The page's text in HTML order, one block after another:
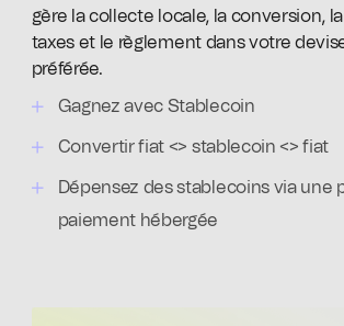
gère la collecte locale, la conversion,
taxes et le règlement dans votre
préférée.
Gagnez avec Stablecoin
Convertir fiat <> stablecoin <> fiat
Dépensez des stablecoins via une
paiement hébergée